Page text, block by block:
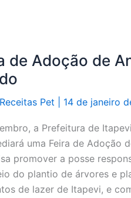
de Adoção de
Receitas Pet 14 de janeiro
a Prefeitura de
uma Feira de Adoção
promover a posse
do plantio de árvores e
de lazer de Itapevi, e